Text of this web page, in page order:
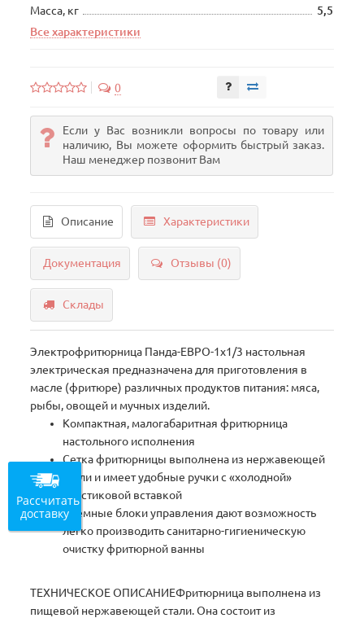
Масса, кг
5,5
Все характеристики
0
Если у Вас возникли вопросы по товару или
наличию, Вы можете оформить быстрый заказ.
Наш менеджер позвонит Вам
Описание Характеристики
Документация Отзывы (0)
Склады
Электрофритюрница Панда-ЕВРО-1х1/3 настольная
электрическая предназначена для приготовления в
масле (фритюре) различных продуктов питания: мяса,
рыбы, овощей и мучных изделий.
Компактная, малогабаритная фритюрница
настольного исполнения
Сетка фритюрницы выполнена из нержавеющей
стали и имеет удобные ручки с «холодной»
пластиковой вставкой
Съемные блоки управления дают возможность
легко производить санитарно-гигиеническую
очистку фритюрной ванны
ТЕХНИЧЕСКОЕ ОПИСАНИЕФритюрница выполнена из
пищевой нержавеющей стали. Она состоит из
Рассчитать
доставку